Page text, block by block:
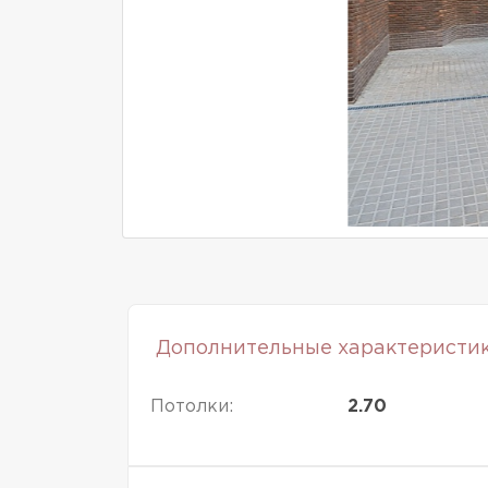
Дополнительные
Потолки: 2.70